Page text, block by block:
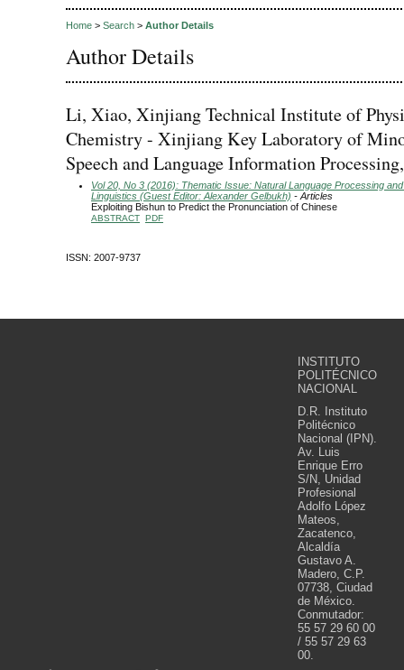
Home > Search > Author Details
Author Details
Li, Xiao, Xinjiang Technical Institute of
Chemistry - Xinjiang Key Laboratory of
Speech and Language Information
Vol 20, No 3 (2016): Thematic Issue: Natural Language Processing
Linguistics (Guest Editor: Alexander Gelbukh) - Articles
Exploiting Bishun to Predict the Pronunciation of Chinese
ABSTRACT PDF
ISSN: 2007-9737
INSTITUTO
POLITÉCNICO
NACIONAL
D.R. Instituto
Politécnico
Nacional (IPN).
Av. Luis
Enrique Erro
S/N, Unidad
Profesional
Adolfo López
Mateos,
Zacatenco,
Alcaldía
Gustavo A.
Madero, C.P.
07738, Ciudad
de México.
Conmutador:
55 57 29 60 00
/ 55 57 29 63
00.